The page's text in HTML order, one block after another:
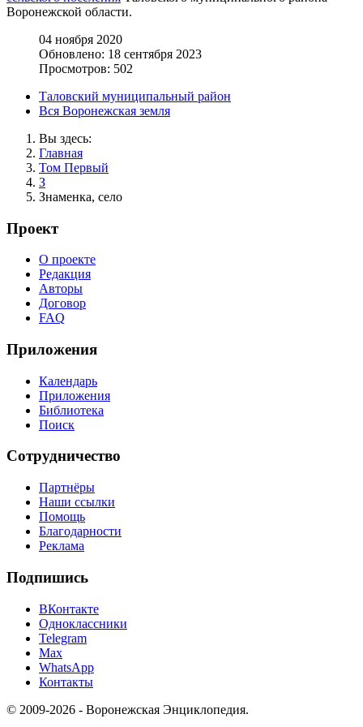
Воронежской области.
04 ноября 2020
Обновлено: 18 сентября 2023
Просмотров: 502
Таловский муниципальный район
Вся Воронежская земля
Вы здесь:
Главная
Том Первый
З
Знаменка, село
Проект
О проекте
Редакция
Авторы
Договор
FAQ
Приложения
Календарь
Приложения
Библиотека
Поиск
Сотрудничество
Партнёры
Наши ссылки
Помощь
Благодарности
Реклама
Подпишись
ВКонтакте
Одноклассники
Telegram
Max
WhatsApp
Контакты
© 2009-2026 - Воронежская Энциклопедия.